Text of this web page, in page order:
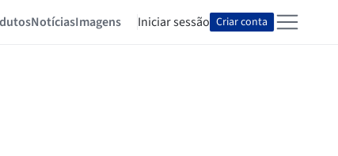
NotíciasImagens Iniciar sessão Criar conta